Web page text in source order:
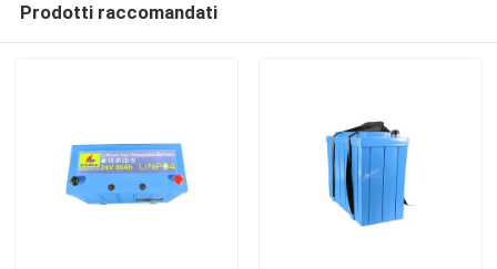
Prodotti raccomandati